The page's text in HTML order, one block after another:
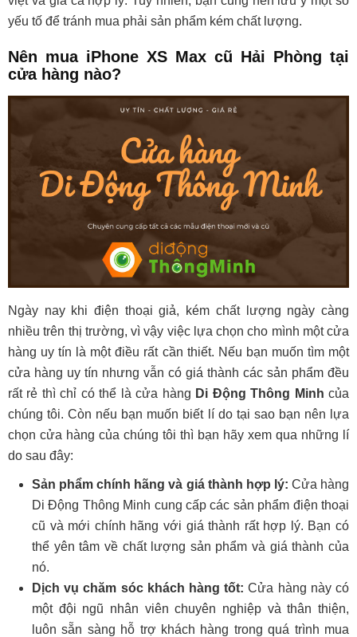
yếu tố để tránh mua phải sản phẩm kém chất lượng.
Nên mua iPhone XS Max cũ Hải Phòng tại
cửa hàng nào?
Ngày nay khi điện thoại giả, kém chất lượng ngày càng
nhiều trên thị trường, vì vậy việc lựa chọn cho mình một cửa
hàng uy tín là một điều rất cần thiết. Nếu bạn muốn tìm một
cửa hàng uy tín nhưng vẫn có giá thành các sản phẩm đều
rất rẻ thì chỉ có thể là cửa hàng Di Động Thông Minh của
chúng tôi. Còn nếu bạn muốn biết lí do tại sao bạn nên lựa
chọn cửa hàng của chúng tôi thì bạn hãy xem qua những lí
do sau đây:
Sản phẩm chính hãng và giá thành hợp lý: Cửa hàng
Di Động Thông Minh cung cấp các sản phẩm điện thoại
cũ và mới chính hãng với giá thành rất hợp lý. Bạn có
thể yên tâm về chất lượng sản phẩm và giá thành của
nó.
Dịch vụ chăm sóc khách hàng tốt: Cửa hàng này có
một đội ngũ nhân viên chuyên nghiệp và thân thiện,
luôn sẵn sàng hỗ trợ khách hàng trong quá trình mua